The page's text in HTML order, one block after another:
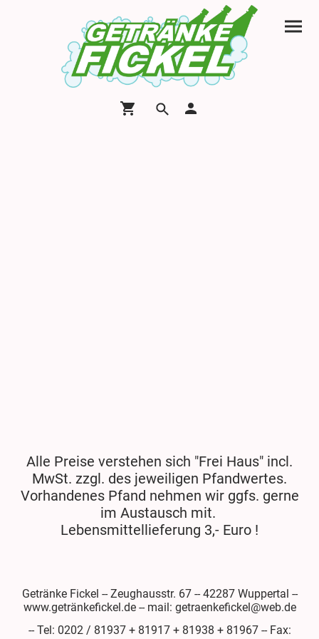
Alle Preise verstehen sich "Frei Haus" incl.
MwSt. zzgl. des jeweiligen Pfandwertes.
Vorhandenes Pfand nehmen wir ggfs. gerne
im Austausch mit.
Lebensmittellieferung 3,- Euro !
Getränke Fickel -- Zeughausstr. 67 -- 42287 Wuppertal --
www.getränkefickel.de -- mail: getraenkefickel@web.de
-- Tel: 0202 / 81937 + 81917 + 81938 + 81967 -- Fax: